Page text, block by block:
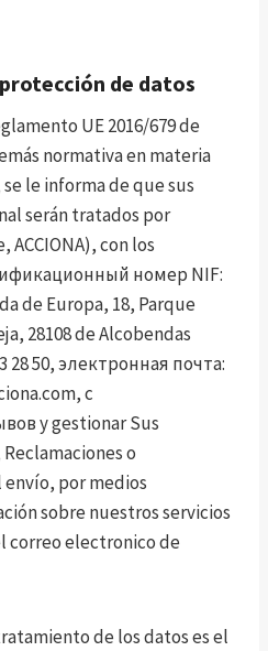
de datos
UE 2016/679 de
normativa en materia
le informa de que sus
serán tratados por
ACCIONA), con los
номер NIF:
de Europa, 18, Parque
28108 de Alcobendas
28 50, электронная почта:
, с
y gestionar Sus
o
envío, por medios
sobre nuestros servicios
correo electronico de
de los datos es el